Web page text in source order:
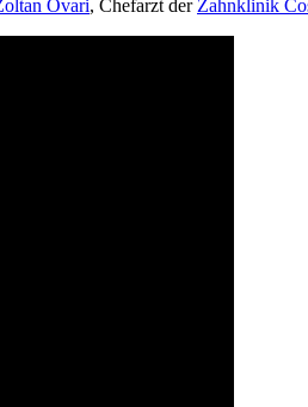
Ovari, Chefarzt der Zahnklinik